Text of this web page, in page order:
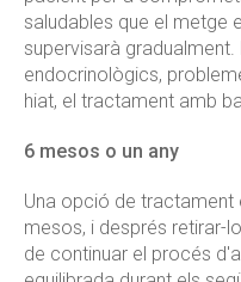
saludables que el metge
supervisarà
endocrinològics,
hiat, el tractament amb
6 mesos o un any
Una opció de tractament
mesos, i després retirar-
de continuar el procés